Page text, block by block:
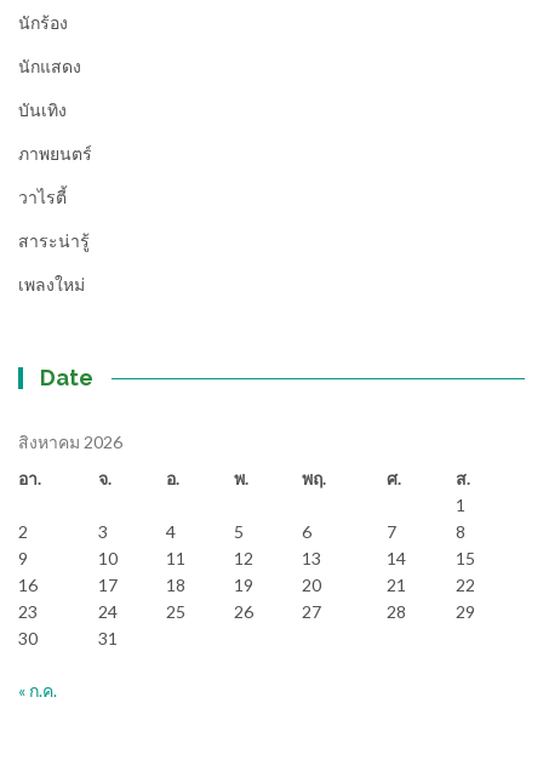
นักร้อง
นักแสดง
บันเทิง
ภาพยนตร์
วาไรตี้
สาระน่ารู้
เพลงใหม่
Date
สิงหาคม 2026
อา.
จ. อ. พ. พฤ. ศ.
ส.
1
2
3 4 5 6 7
8
9
10 11 12 13 14
15
16
17 18 19 20 21
22
23
24 25 26 27 28
29
30
31
« ก.ค.